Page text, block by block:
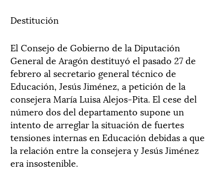
Destitución
El Consejo de Gobierno de la Diputación
General de Aragón destituyó el pasado 27 de
febrero al secretario general técnico de
Educación, Jesús Jiménez, a petición de la
consejera María Luisa Alejos-Pita. El cese del
número dos del departamento supone un
intento de arreglar la situación de fuertes
tensiones internas en Educación debidas a que
la relación entre la consejera y Jesús Jiménez
era insostenible.